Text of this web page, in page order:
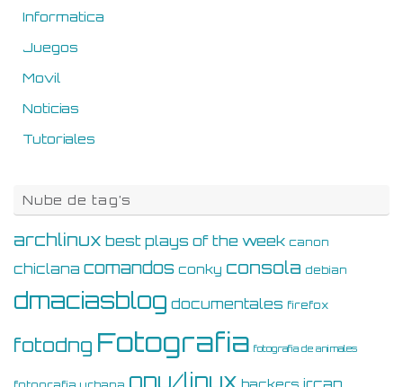
Informatica
Juegos
Movil
Noticias
Tutoriales
Nube de tag’s
archlinux best plays of the week canon
chiclana comandos conky consola debian
dmaciasblog documentales firefox
fotodng Fotografia fotografia de animales
gnu/linux